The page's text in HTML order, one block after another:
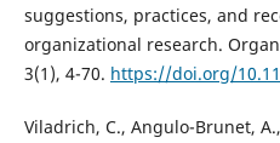
suggestions, practices, and
organizational research.
3(1), 4-70. https://doi.org/
Viladrich, C., Angulo-Brunet,